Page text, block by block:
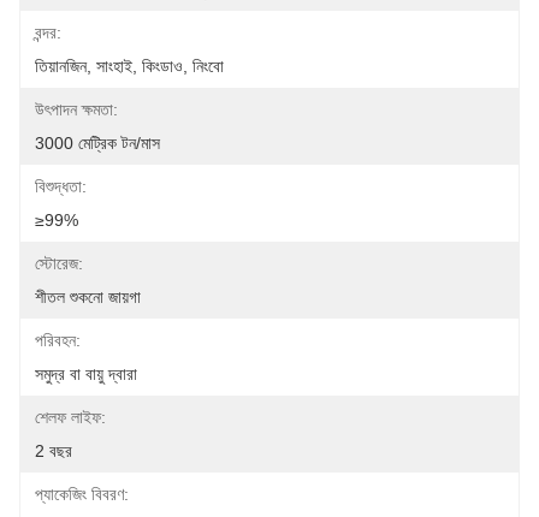
বন্দর:
তিয়ানজিন, সাংহাই, কিংডাও, নিংবো
উৎপাদন ক্ষমতা:
3000 মেট্রিক টন/মাস
বিশুদ্ধতা:
≥99%
স্টোরেজ:
শীতল শুকনো জায়গা
পরিবহন:
সমুদ্র বা বায়ু দ্বারা
শেলফ লাইফ:
2 বছর
প্যাকেজিং বিবরণ: